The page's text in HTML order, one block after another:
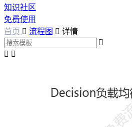
知识社区
免费使用
首页  流程图  详情

 